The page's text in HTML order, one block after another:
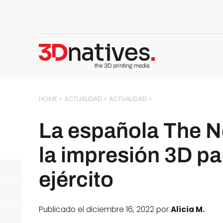
HOME »ACTUALIDAD »ACTUALIDAD »
La española The
la impresión 3D
ejército
Publicado el diciembre 16, 2022 porAlicia M.